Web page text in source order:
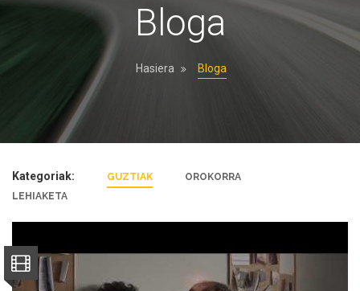
Bloga
Hasiera Bloga
Kategoriak: GUZTIAK
OROKORRA
LEHIAKETA